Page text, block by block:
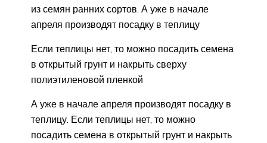
из семян ранних сортов. А уже в начале
апреля производят посадку в теплицу
Если теплицы нет, то можно посадить семена
в открытый грунт и накрыть сверху
полиэтиленовой пленкой
А уже в начале апреля производят посадку в
теплицу. Если теплицы нет, то можно
посадить семена в открытый грунт и накрыть